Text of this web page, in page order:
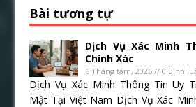
Bài tương tự
Dịch Vụ Xác Minh
Chính Xác
6 Tháng tám, 2026 // 0 Bình
Dịch Vụ Xác Minh Thông Tin Uy
Mật Tại Việt Nam Dịch Vụ Xác